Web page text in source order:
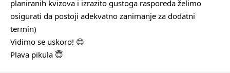
planiranih kvizova i izrazito gustoga rasporeda želimo
osigurati da postoji adekvatno zanimanje za dodatni
termin)
Vidimo se uskoro! 😊
Plava pikula 😇